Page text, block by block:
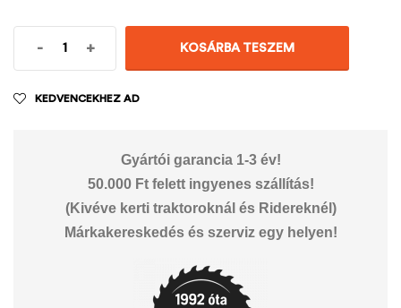
- + KOSÁRBA TESZEM
KEDVENCEKHEZ AD
Gyártói garancia 1-3 év!
50.000 Ft felett ingyenes szállítás!
(Kivéve kerti traktoroknál és Ridereknél)
Márkakereskedés és szerviz egy helyen!